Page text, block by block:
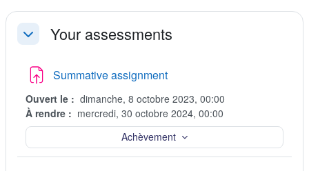
ReplierYour assessments
Summative assignmentDevoir
Ouvert le : dimanche, 8 octobre 2023, 00:00
À rendre : mercredi, 30 octobre 2024, 00:00
Achèvement